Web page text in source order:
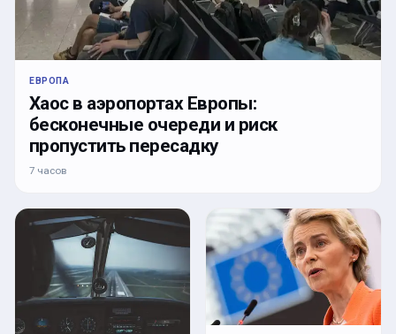
ЕВРОПА
Хаос в аэропортах Европы:
бесконечные очереди и риск
пропустить пересадку
7 часов